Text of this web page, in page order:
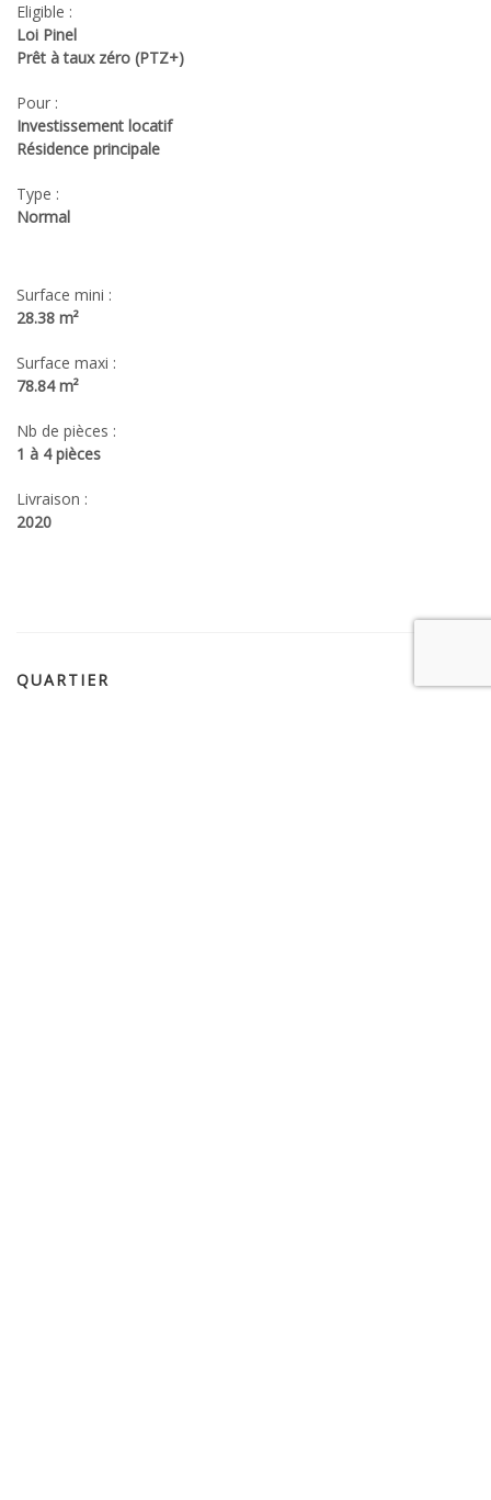
Eligible :
Loi Pinel
Prêt à taux zéro (PTZ+)
Pour :
Investissement locatif
Résidence principale
Type :
Normal
Surface mini :
28.38 m²
Surface maxi :
78.84 m²
Nb de pièces :
1 à 4 pièces
Livraison :
2020
QUARTIER